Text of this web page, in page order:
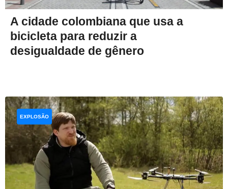
A cidade colombiana que usa a
bicicleta para reduzir a
desigualdade de gênero
EXPLOSÃO